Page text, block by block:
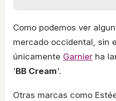
Como podemos ver
mercado occidental, sin
únicamente Garnier ha
'BB Cream'.
Otras marcas como